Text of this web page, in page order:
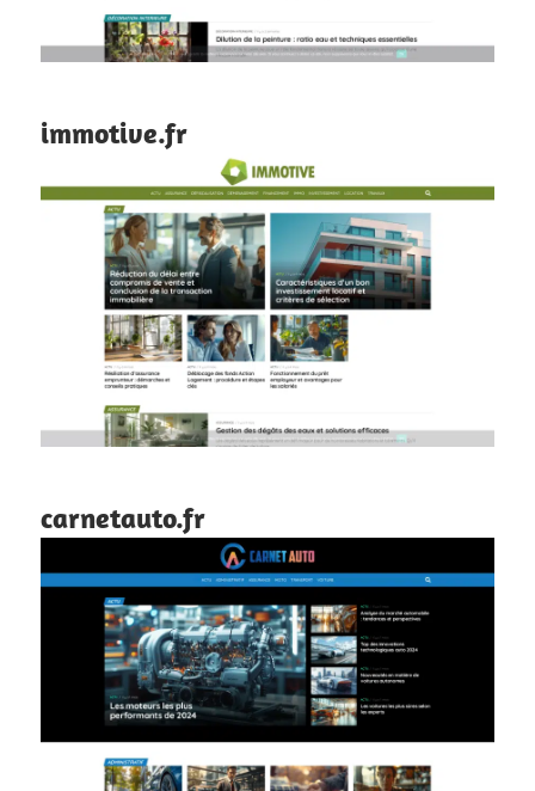
immotive.fr
carnetauto.fr